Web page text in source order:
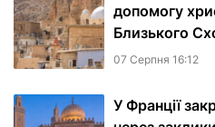
допомогу
Близького
07 Серпня 16:12
У Франції